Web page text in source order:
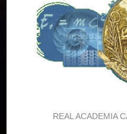
REAL ACADEMIA